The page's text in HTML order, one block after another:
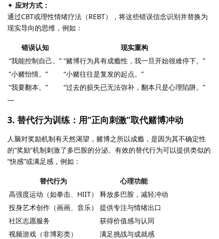
✦ 应对方式：
通过CBT或理性情绪疗法（REBT），将这些错误信念识别并替换为
现实导向的思维，例如：
错误认知
现实重构
“我能控制自己。” “赌博行为具有成瘾性，我一旦开始很难停下。”
“小赌怡情。”
“小赌往往是复发的起点。”
“我要翻本。”
“过去的损失已无法弥补，翻本只是心理陷阱。”
—
3. 替代行为训练：用“正向刺激”取代赌博冲动
人脑对奖励机制有天然渴望，赌博之所以成瘾，是因为其不确定性
的“奖励”机制刺激了多巴胺的分泌。有效的替代行为可以提供类似的
“快感”或满足感，例如：
替代行为
心理功能
高强度运动（如拳击、HIIT）
释放多巴胺，减轻冲动
投身艺术创作（画画、音乐）
提供专注与情绪出口
社区志愿服务
获得价值感与认同
视频游戏（非博彩类）
满足挑战与成就感